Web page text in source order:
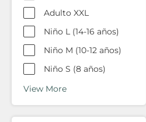
Adulto XXL
Niño L (14-16 años)
Niño M (10-12 años)
Niño S (8 años)
View More